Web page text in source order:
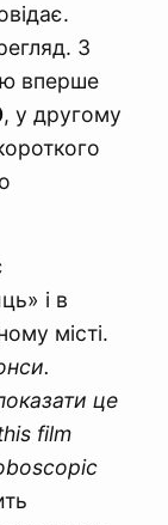
З
вперше
, у другому
і в
місті.
це
film